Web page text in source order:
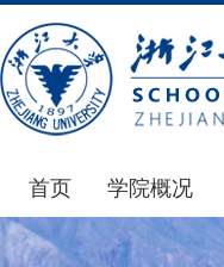
首页 学院概况
学院简介